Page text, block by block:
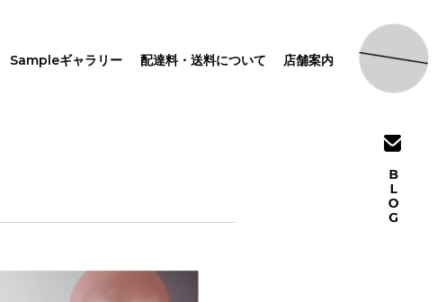
Sampleギャラリー 配達料・送料について 店舗案内